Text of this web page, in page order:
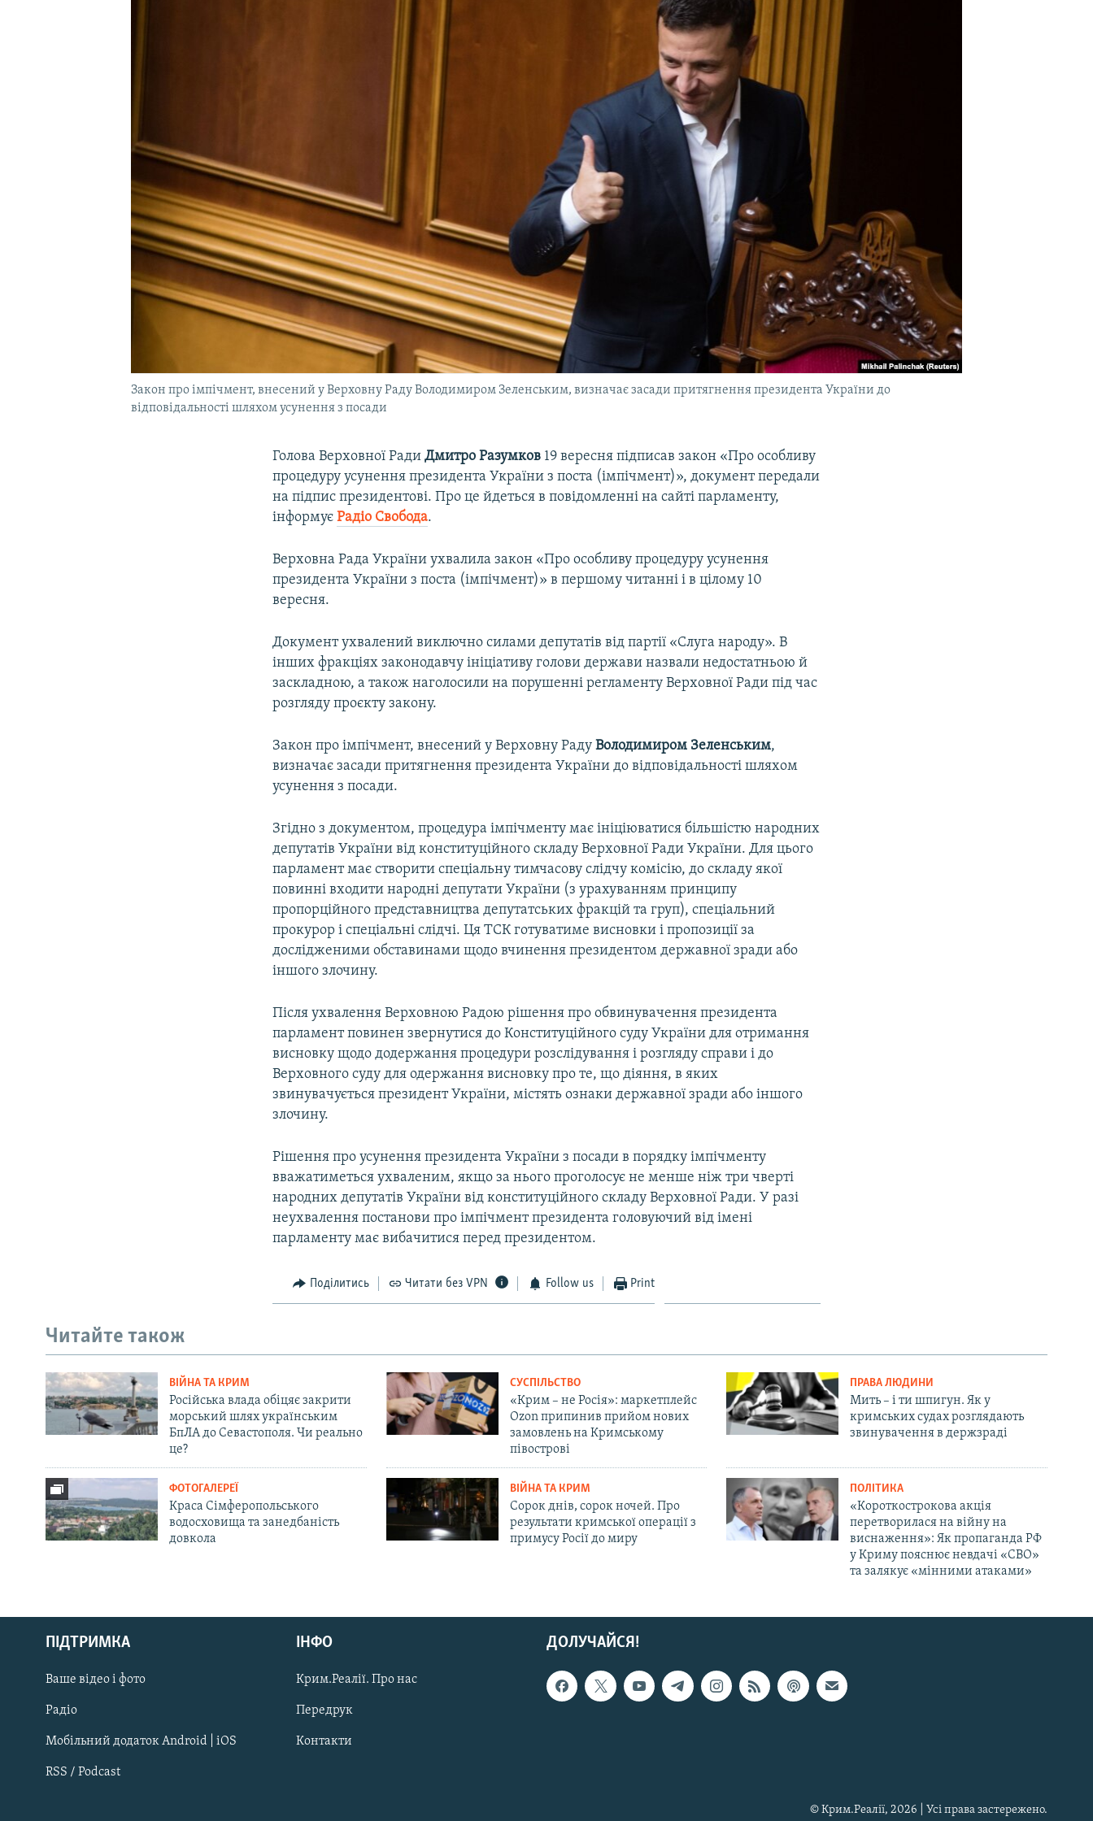
Русский
Qırımtatar
ДОЛУЧАЙСЯ!
Закон про імпічмент, внесений у Верховну Раду Володимиром Зеленським, визначає засади притягнення президента України до
відповідальності шляхом усунення з посади
Голова Верховної РадиДмитро Разумков 19 вересня підписав закон «Про особливу
процедуру усунення президента України з поста (імпічмент)», документ передали
на підпис президентові. Про це йдеться в повідомленні на сайті парламенту,
інформуєРадіо Свобода.
Верховна Рада України ухвалила закон «Про особливу процедуру усунення
президента України з поста (імпічмент)» в першому читанні і в цілому 10
вересня.
Документ ухвалений виключно силами депутатів від партії «Слуга народу». В
інших фракціях законодавчу ініціативу голови держави назвали недостатньою й
заскладною, а також наголосили на порушенні регламенту Верховної Ради під час
розгляду проєкту закону.
Закон про імпічмент, внесений у Верховну РадуВолодимиром Зеленським,
визначає засади притягнення президента України до відповідальності шляхом
усунення з посади.
Згідно з документом, процедура імпічменту має ініціюватися більшістю народних
депутатів України від конституційного складу Верховної Ради України. Для цього
парламент має створити спеціальну тимчасову слідчу комісію, до складу якої
повинні входити народні депутати України (з урахуванням принципу
пропорційного представництва депутатських фракцій та груп), спеціальний
прокурор і спеціальні слідчі. Ця ТСК готуватиме висновки і пропозиції за
дослідженими обставинами щодо вчинення президентом державної зради або
іншого злочину.
Після ухвалення Верховною Радою рішення про обвинувачення президента
парламент повинен звернутися до Конституційного суду України для отримання
висновку щодо додержання процедури розслідування і розгляду справи і до
Верховного суду для одержання висновку про те, що діяння, в яких
звинувачується президент України, містять ознаки державної зради або іншого
злочину.
Рішення про усунення президента України з посади в порядку імпічменту
вважатиметься ухваленим, якщо за нього проголосує не менше ніж три чверті
народних депутатів України від конституційного складу Верховної Ради. У разі
неухвалення постанови про імпічмент президента головуючий від імені
парламенту має вибачитися перед президентом.
Поділитись Читати без VPN Follow us Print
Читайте також
ВІЙНА ТА КРИМ
Російська влада обіцяє закрити
морський шлях українським
БпЛА до Севастополя. Чи реально
це?
СУСПІЛЬСТВО
«Крим – не Росія»: маркетплейс
Ozon припинив прийом нових
замовлень на Кримському
півострові
ПРАВА ЛЮДИНИ
Мить – і ти шпигун. Як у
кримських судах розглядають
звинувачення в держзраді
ФОТОГАЛЕРЕЇ
Краса Сімферопольського
водосховища та занедбаність
довкола
ВІЙНА ТА КРИМ
Сорок днів, сорок ночей. Про
результати кримської операції з
примусу Росії до миру
ПОЛІТИКА
«Короткострокова акція
перетворилася на війну на
виснаження»: Як пропаганда РФ
у Криму пояснює невдачі «СВО»
та залякує «мінними атаками»
ДОЛУЧАЙСЯ!
ПІДТРИМКА
Ваше відео і фото
Радіо
Мобільний додаток Android | iOS
RSS / Podcast
ІНФО
Крим.Реалії. Про нас
Передрук
Контакти
© Крим.Реалії, 2026 | Усі права застережено.